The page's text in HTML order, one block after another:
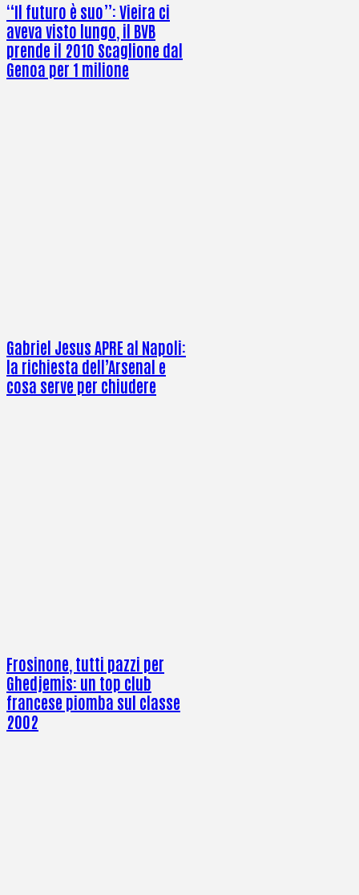
“Il futuro è suo”: Vieira ci
aveva visto lungo, il BVB
prende il 2010 Scaglione dal
Genoa per 1 milione
Gabriel Jesus APRE al Napoli:
la richiesta dell’Arsenal e
cosa serve per chiudere
Frosinone, tutti pazzi per
Ghedjemis: un top club
francese piomba sul classe
2002